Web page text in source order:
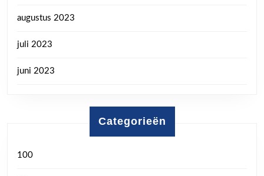
augustus 2023
juli 2023
juni 2023
Categorieën
100